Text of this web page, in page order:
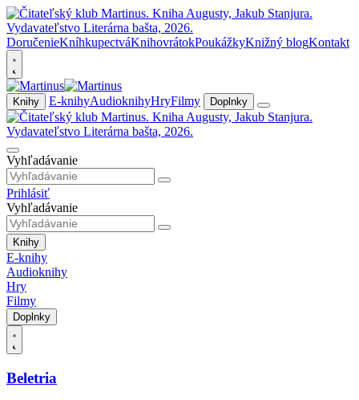
DoručenieKníhkupectváKnihovrátokPoukážkyKnižný blogKontakt
Knihy E-knihyAudioknihyHryFilmy Doplnky
Vyhľadávanie
Prihlásiť
Vyhľadávanie
Knihy
E-knihy
Audioknihy
Hry
Filmy
Doplnky
Beletria